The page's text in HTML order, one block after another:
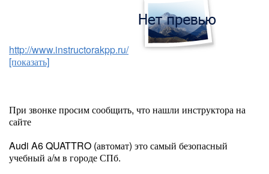
http://www.instructorakpp.ru/
[показать]
При звонке просим сообщить, что нашли инструктора на
сайте
Audi A6 QUATTRO (автомат) это самый безопасный
учебный а/м в городе СПб.